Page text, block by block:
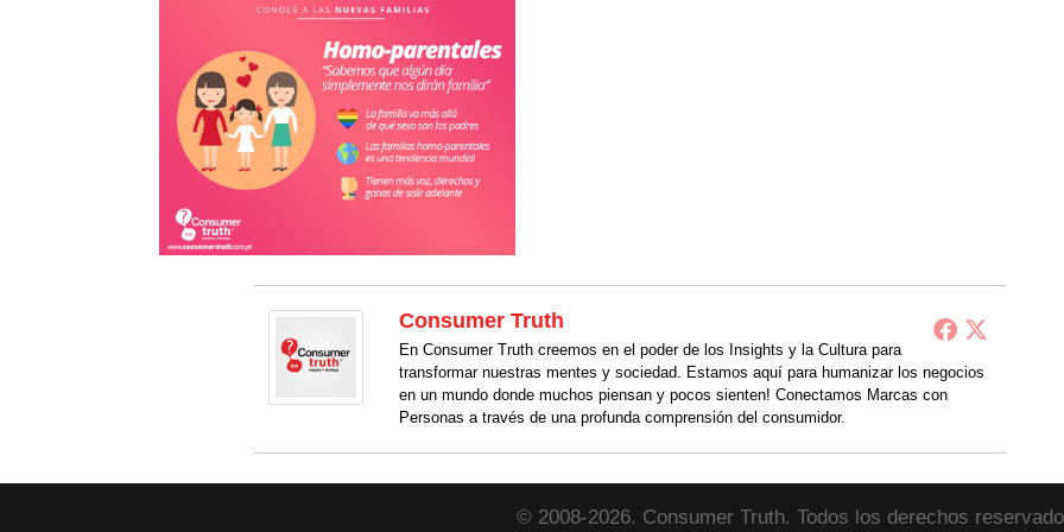
Consumer Truth
En Consumer Truth creemos en el poder de los Insights y la Cultura para
transformar nuestras mentes y sociedad. Estamos aquí para humanizar los negocios
en un mundo donde muchos piensan y pocos sienten! Conectamos Marcas con
Personas a través de una profunda comprensión del consumidor.
© 2008-2026. Consumer Truth. Todos los derechos